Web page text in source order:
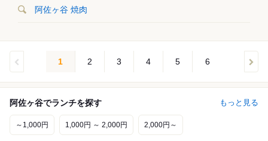
阿佐ヶ谷 焼肉
1 2 3 4 5 6
阿佐ヶ谷でランチを探す もっと見る
～1,000円 1,000円 ～ 2,000円 2,000円～